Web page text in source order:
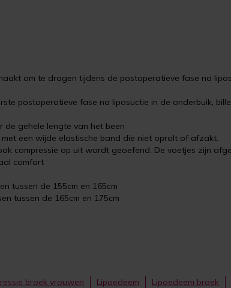
om te dragen tijdens de postoperatieve fase na
postoperatieve fase na liposuctie in de onderbuik,
de gehele lengte van het been
een wijde elastische band die niet oprolt of afzakt.
compressie op uit wordt geoefend. De voetjes zijn
comfort
tussen de 155cm en 165cm
tussen de 165cm en 175cm
broek vrouwen Lipoedeem
Lipoedeem broek